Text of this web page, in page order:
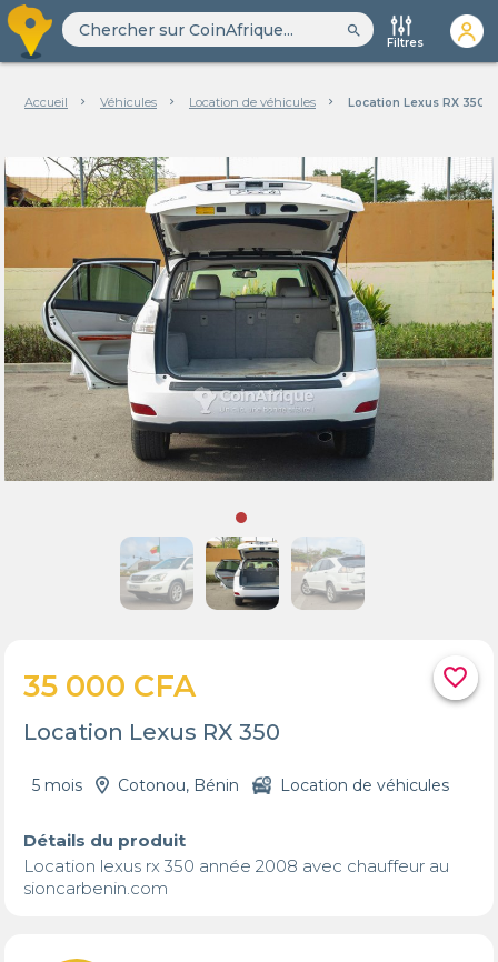
search
Filtres
Accueil Véhicules Location de véhicules Location Lexus RX 350
favorite_border
35 000 CFA
Location Lexus RX 350
5 mois Cotonou, Bénin Location de véhicules
Détails du produit
Location lexus rx 350 année 2008 avec chauffeur au
sioncarbenin.com